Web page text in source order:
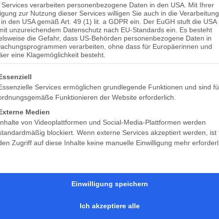
5
Zum Kalender hinzufügen
Mai 5
Veranstaltungskategorie
geschlossen
geschlossen geöffnet
Services verarbeiten personenbezogene Daten in den USA. Mit Ihrer
zur Nutzung dieser Services willigen Sie auch in die
den USA gemäß Art. 49 (1) lit. a GDPR ein. Der EuGH stuft die USA
unzureichendem Datenschutz nach EU-Standards ein. Es besteht
die Gefahr, dass US-Behörden personenbezogene Daten in
verarbeiten, ohne dass für Europäerinnen und
eine Klagemöglichkeit besteht.
eine Liste der Service-Gruppen, für die eine Einwilligung erteilt
Services ermöglichen grundlegende Funktionen und sind
Funktionieren der Website erforderlich.
Medien
von Videoplattformen und Social-Media-Plattformen werden
blockiert. Wenn externe Services akzeptiert werden, ist
Zugriff auf diese Inhalte keine manuelle Einwilligung mehr
Einwilligung speichern
Ich akzeptiere alle